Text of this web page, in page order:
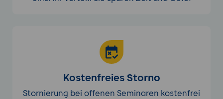
Kostenfreies Storno
Stornierung bei offenen Seminaren kostenfrei